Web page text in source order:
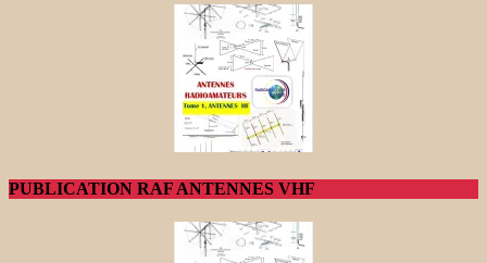
PUBLICATION RAF ANTENNES VHF